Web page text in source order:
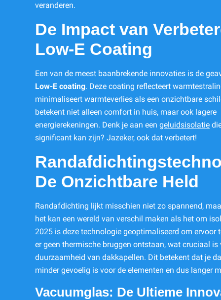
veranderen.
De Impact van
Low-E Coating
Een van de meest baanbrekende innovaties is de
Low-E coating. Deze coating reflecteert
minimaliseert warmteverlies als een onzichtbare
betekent niet alleen comfort in huis, maar ook lagere
energierekeningen. Denk je aan een geluidsisolatie
significant kan zijn? Jazeker, ook dat verbetert!
De Onzichtbare Held
Randafdichting lijkt misschien niet zo spannend,
het kan een wereld van verschil maken als het om
2025 is deze technologie geoptimaliseerd om ervoor
er geen thermische bruggen ontstaan, wat cruciaal is
duurzaamheid van dakkapellen. Dit betekent dat je
minder gevoelig is voor de elementen en dus langer
Vacuumglas: De Ultieme